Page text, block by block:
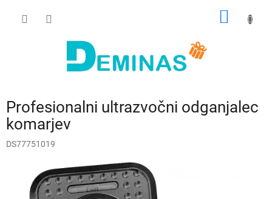
Profesionalni ultrazvočni odganjalec
komarjev
DS77751019